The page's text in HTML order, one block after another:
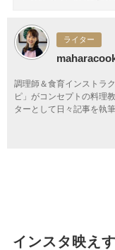
ライター
調理師＆食育インストラ
ピ」がコンセプトの料理
ターとして日々記事を執
インスタ映え